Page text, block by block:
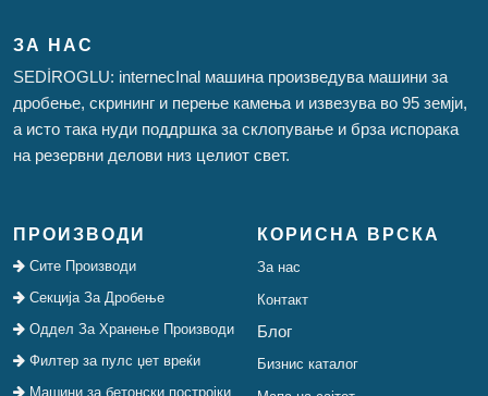
ЗА НАС
SEDİROGLU: internecInal машина произведува машини за
дробење, скрининг и перење камења и извезува во 95 земји,
а исто така нуди поддршка за склопување и брза испорака
на резервни делови низ целиот свет.
ПРОИЗВОДИ
Сите Производи
Секција За Дробење
Оддел За Хранење Производи
Филтер за пулс џет вреќи
Машини за бетонски постројки
КОРИСНА ВРСКА
За нас
Контакт
Блог
Бизнис каталог